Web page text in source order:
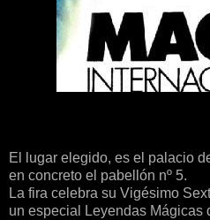
El lugar elegido, es el palacio
en concreto el pabellón nº 5.
La fira celebra su Vigésimo
un especial Leyendas Mágicas